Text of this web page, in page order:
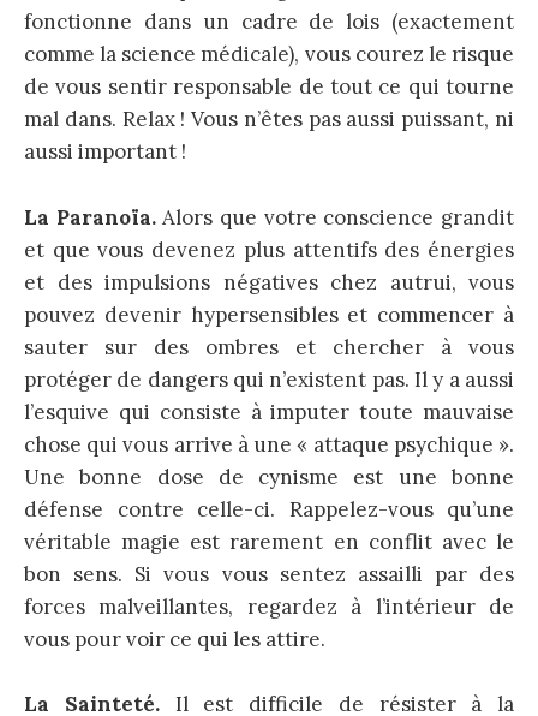
fonctionne dans un cadre de lois (exactement
comme la science médicale), vous courez le risque
de vous sentir responsable de tout ce qui tourne
mal dans. Relax ! Vous n’êtes pas aussi puissant, ni
aussi important !
La Paranoïa.Alors que votre conscience grandit
et que vous devenez plus attentifs des énergies
et des impulsions négatives chez autrui, vous
pouvez devenir hypersensibles et commencer à
sauter sur des ombres et chercher à vous
protéger de dangers qui n’existent pas. Il y a aussi
l’esquive qui consiste à imputer toute mauvaise
chose qui vous arrive à une « attaque psychique ».
Une bonne dose de cynisme est une bonne
défense contre celle-ci. Rappelez-vous qu’une
véritable magie est rarement en conflit avec le
bon sens. Si vous vous sentez assailli par des
forces malveillantes, regardez à l’intérieur de
vous pour voir ce qui les attire.
La Sainteté.Il est difficile de résister à la